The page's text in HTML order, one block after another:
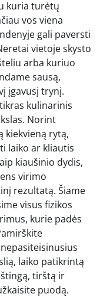
kuria turėtų
vos viena
gali paversti
vietoje skysto
arba kuriuo
sausą,
įgavusį trynį.
kulinarinis
Norint
kiekvieną rytą,
laiko ar kliautis
kiaušinio dydis,
virimo
rezultatą. Šiame
visus fizikos
kurie padės
laiko patikrintą
tirštą ir
puodą.